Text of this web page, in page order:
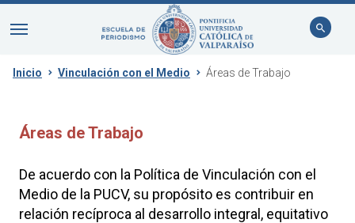
Inicio Vinculación con el Medio Áreas de Trabajo
Áreas de Trabajo
De acuerdo con la Política de Vinculación con el
Medio de la PUCV, su propósito es contribuir en
relación recíproca al desarrollo integral, equitativo